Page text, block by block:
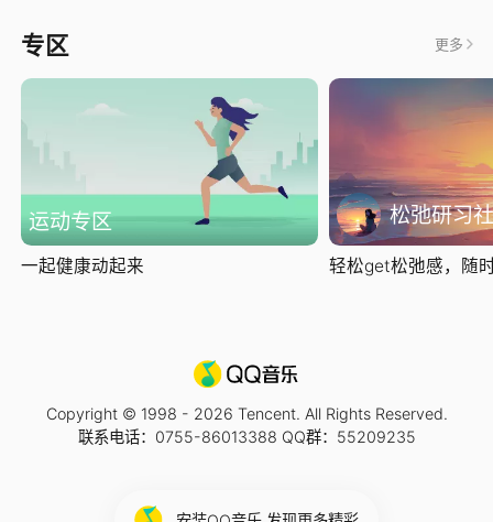
专区 更多
运动专区
一起健康动起来
松弛研习社
轻松get松弛感，随
Copyright © 1998 - 2026 Tencent. All Rights Reserved.
联系电话：0755-86013388 QQ群：55209235